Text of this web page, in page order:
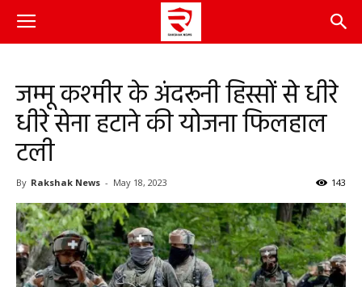
जम्मू कश्मीर के अंदरूनी हिस्सों से धीरे
धीरे सेना हटाने की योजना फिलहाल
टली
By Rakshak News - May 18, 2023 143